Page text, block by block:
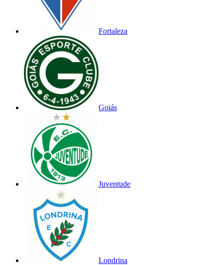
Fortaleza
Goiás
Juventude
Londrina